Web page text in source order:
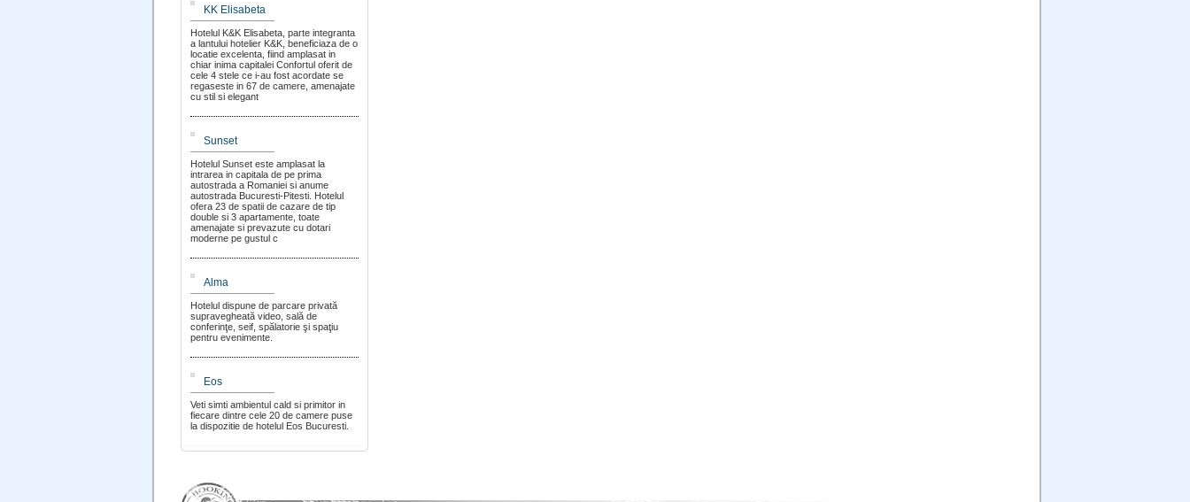
KK Elisabeta
Hotelul K&K Elisabeta, parte integranta
a lantului hotelier K&K, beneficiaza de o
locatie excelenta, fiind amplasat in
chiar inima capitalei Confortul oferit de
cele 4 stele ce i-au fost acordate se
regaseste in 67 de camere, amenajate
cu stil si elegant
Sunset
Hotelul Sunset este amplasat la
intrarea in capitala de pe prima
autostrada a Romaniei si anume
autostrada Bucuresti-Pitesti. Hotelul
ofera 23 de spatii de cazare de tip
double si 3 apartamente, toate
amenajate si prevazute cu dotari
moderne pe gustul c
Alma
Hotelul dispune de parcare privată
supravegheată video, sală de
conferinţe, seif, spălatorie şi spaţiu
pentru evenimente.
Eos
Veti simti ambientul cald si primitor in
fiecare dintre cele 20 de camere puse
la dispozitie de hotelul Eos Bucuresti.